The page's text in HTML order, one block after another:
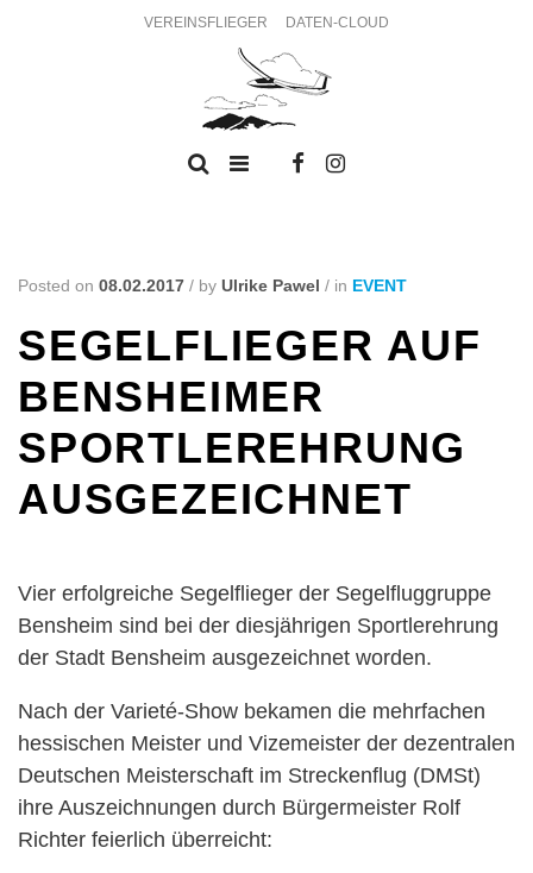
VEREINSFLIEGER DATEN-CLOUD
Posted on 08.02.2017 / by Ulrike Pawel / in EVENT
SEGELFLIEGER AUF
BENSHEIMER
SPORTLEREHRUNG
AUSGEZEICHNET
Vier erfolgreiche Segelflieger der Segelfluggruppe
Bensheim sind bei der diesjährigen Sportlerehrung
der Stadt Bensheim ausgezeichnet worden.
Nach der Varieté-Show bekamen die mehrfachen
hessischen Meister und Vizemeister der dezentralen
Deutschen Meisterschaft im Streckenflug (DMSt)
ihre Auszeichnungen durch Bürgermeister Rolf
Richter feierlich überreicht: